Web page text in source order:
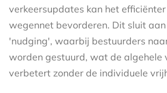
verkeersupdates kan het
wegennet bevorderen. Dit sluit
'nudging', waarbij bestuurders
worden gestuurd, wat de algehele
verbetert zonder de individuele